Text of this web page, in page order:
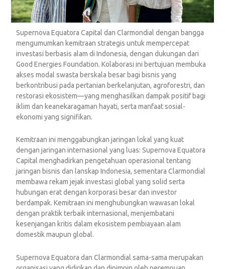
Supernova Equatora Capital dan Clarmondial dengan bangga
mengumumkan kemitraan strategis untuk mempercepat
investasi berbasis alam di Indonesia, dengan dukungan dari
Good Energies Foundation. Kolaborasi ini bertujuan membuka
akses modal swasta berskala besar bagi bisnis yang
berkontribusi pada pertanian berkelanjutan, agroforestri, dan
restorasi ekosistem—yang menghasilkan dampak positif bagi
iklim dan keanekaragaman hayati, serta manfaat sosial-
ekonomi yang signifikan.
Kemitraan ini menggabungkan jaringan lokal yang kuat
dengan jaringan internasional yang luas: Supernova Equatora
Capital menghadirkan pengetahuan operasional tentang
jaringan bisnis dan lanskap Indonesia, sementara Clarmondial
membawa rekam jejak investasi global yang solid serta
hubungan erat dengan korporasi besar dan investor
berdampak. Kemitraan ini menghubungkan wawasan lokal
dengan praktik terbaik internasional, menjembatani
kesenjangan kritis dalam ekosistem pembiayaan alam
domestik maupun global.
Supernova Equatora dan Clarmondial sama-sama merupakan